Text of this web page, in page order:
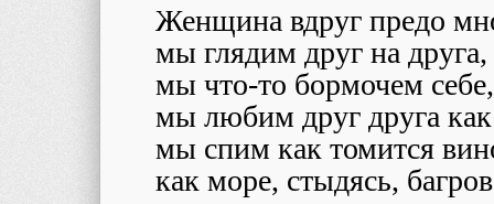
Женщина вдруг предо
мы глядим друг на друга,
мы что-то бормочем себе,
мы любим друг друга
мы спим как томится
как море, стыдясь,